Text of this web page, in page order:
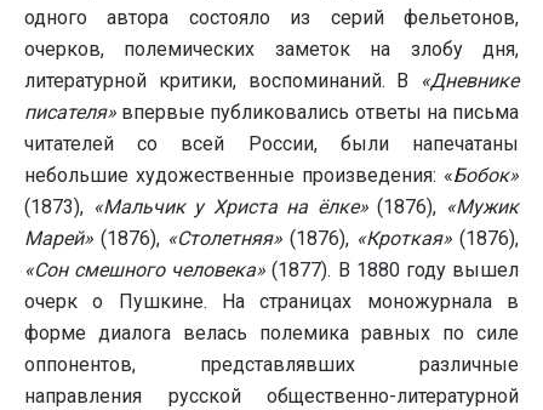
одного автора состояло из серий фельетонов,
очерков, полемических заметок на злобу дня,
литературной критики, воспоминаний. В
«Дневнике
писателя» впервые публиковались ответы на письма
читателей со всей России, были напечатаны
небольшие художественные произведения: «Бобок»
(1873), «Мальчик у Христа на ёлке»(1876), «Мужик
Марей» (1876), «Столетняя» (1876), «Кроткая» (1876),
«Сон смешного человека» (1877). В 1880 году вышел
очерк о Пушкине. На страницах моножурнала в
форме диалога велась полемика равных по силе
оппонентов, представлявших различные
направления русской общественно-литературной